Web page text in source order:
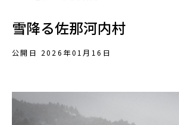
雪降る佐那河内村
公開日 2026年01月16日